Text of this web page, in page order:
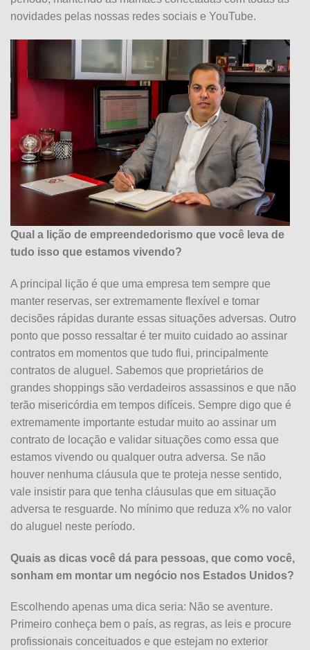
novidades pelas nossas redes sociais e YouTube.
Qual a lição de empreendedorismo que você leva de
tudo isso que estamos vivendo?
A principal lição é que uma empresa tem sempre que
manter reservas, ser extremamente flexível e tomar
decisões rápidas durante essas situações adversas. Outro
ponto que posso ressaltar é ter muito cuidado ao assinar
contratos em momentos que tudo flui, principalmente
contratos de aluguel. Sabemos que proprietários de
grandes shoppings são verdadeiros assassinos e que não
terão misericórdia em tempos difíceis. Sempre digo que é
extremamente importante estudar muito ao assinar um
contrato de locação e validar situações como essa que
estamos vivendo ou qualquer outra adversa. Se não
houver nenhuma cláusula que te proteja nesse sentido,
vale insistir para que tenha cláusulas que em situação
adversa te resguarde. No mínimo que reduza x% no valor
do aluguel neste período.
Quais as dicas você dá para pessoas, que como você,
sonham em montar um negócio nos Estados Unidos?
Escolhendo apenas uma dica seria: Não se aventure.
Primeiro conheça bem o país, as regras, as leis e procure
profissionais conceituados e que estejam no exterior